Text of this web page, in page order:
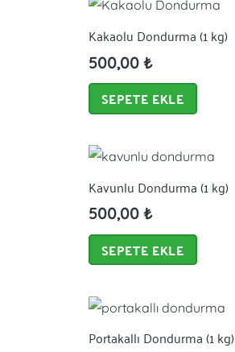
Kakaolu Dondurma (1 kg)
500,00 ₺
SEPETE EKLE
Kavunlu Dondurma (1 kg)
500,00 ₺
SEPETE EKLE
Portakallı Dondurma (1 kg)